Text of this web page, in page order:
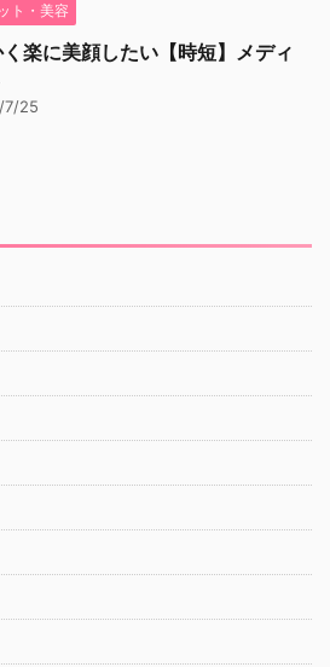
ト・美容
く楽に美顔したい【時短】メディ
7/25